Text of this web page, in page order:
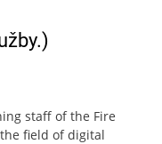
staff of the Fire
field of digital